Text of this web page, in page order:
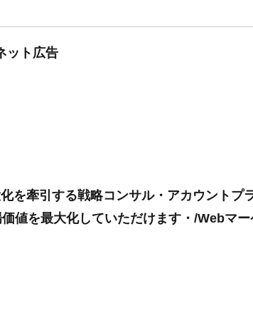
ット広告
を牽引する戦略コンサル・アカウントプ
値を最大化していただけます・/Webマ